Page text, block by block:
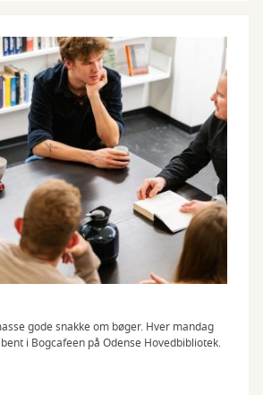
gode snakke om bøger. Hver mandag
i Bogcafeen på Odense Hovedbibliotek.